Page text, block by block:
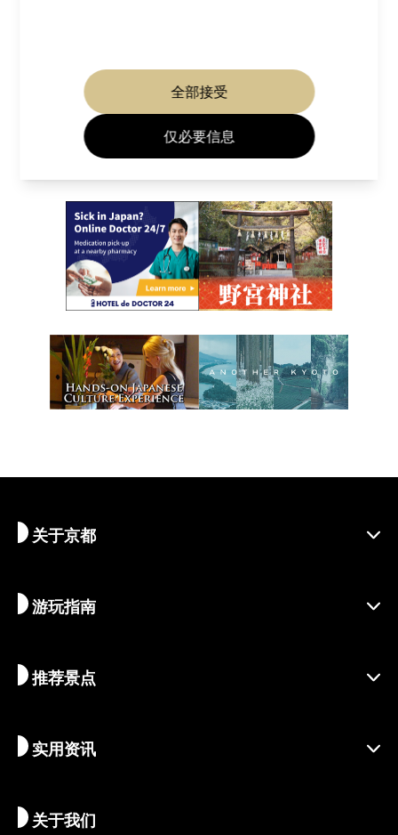
全部接受
仅必要信息
相关网站
关于京都
探寻京都
季节资讯
可持续旅游
游玩指南
旅行灵感
体验活动
艺术与文化
推荐景点
目的地
推荐行程
实用资讯
畅游京都
关于我们